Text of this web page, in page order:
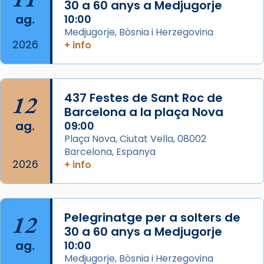
missa d’acció de gràcies en agraïment al
comitè organitzador de la visita apostòlica
del Sant Pare Lleó XIV a Barcelona, i als
col·laboradors, a la Catedral de Barcelona.
L’arquebisbe de Barcelona, el cardenal Joan
Josep Omella, ha presidit la missa i l’ha
concelebrat el bisbe auxiliar de Barcelona,
Mons. David Abadías.
📸 Dr. G. Simón
Photo
View on Facebook
2 weeks ago
Memòria de les santes Juliana i
Semproniana, verges i màrtirs.
ag.
2026
30 a 60 anys a Medjugorje
10:00
Medjugorje, Bòsnia i Herzegovina
+ info
12
ag.
2026
437 Festes de Sant Roc de
Barcelona a la plaça Nova
09:00
Plaça Nova, Ciutat Vella, 08002
Barcelona, Espanya
+ info
12
ag.
Pelegrinatge per a solters de
30 a 60 anys a Medjugorje
10:00
Medjugorje, Bòsnia i Herzegovina